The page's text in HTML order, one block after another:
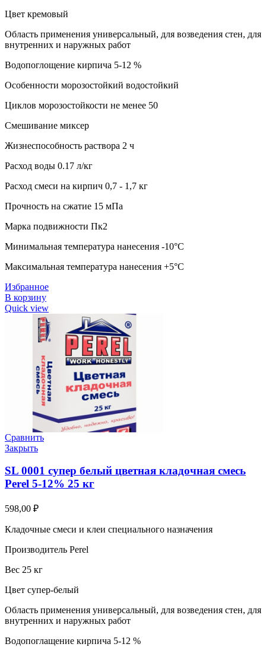
Цвет кремовый
Область применения универсальный, для возведения стен, для
внутренних и наружных работ
Водопоглощение кирпича 5-12 %
Особенности морозостойкий водостойкий
Циклов морозостойкости не менее 50
Смешивание миксер
Жизнеспособность раствора 2 ч
Расход воды 0.17 л/кг
Расход смеси на кирпич 0,7 - 1,7 кг
Прочность на сжатие 15 мПа
Марка подвижности Пк2
Минимальная температура нанесения -10°C
Максимальная температура нанесения +5°C
Избранное
В корзину
Quick view
Сравнить
Закрыть
SL 0001 супер белый цветная кладочная смесь
Perel 5-12% 25 кг
598,00 ₽
Кладочные смеси и клеи специального назначения
Производитель Perel
Вес 25 кг
Цвет супер-белый
Область применения универсальный, для возведения стен, для
внутренних и наружных работ
Водопоглащение кирпича 5-12 %